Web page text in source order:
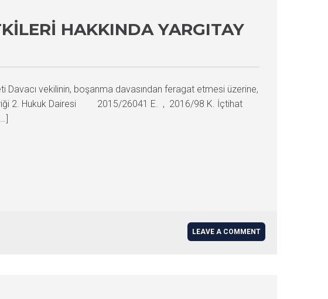
HAKKINDA YARGITAY
Davacı vekilinin, boşanma davasından feragat etmesi üzerine,
2. Hukuk Dairesi 2015/26041 E. , 2016/98 K. İçtihat
LEAVE A COMMENT